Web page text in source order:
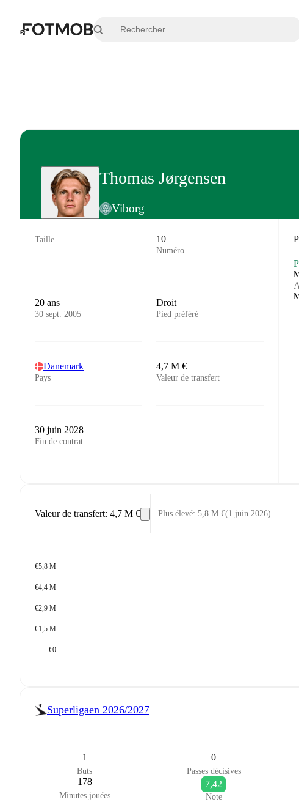
Thomas Jørgensen
Viborg
Taille 10
Numéro
20 ans
30 sept. 2005
Droit
Pied préféré
Danemark
Pays
4,7 M €
Valeur de transfert
30 juin 2028
Fin de contrat
Valeur de transfert: 4,7 M € Plus élevé: 5,8 M €(1 juin 2026)
€5,8 M
€4,4 M
€2,9 M
€1,5 M
€0
Superligaen 2026/2027
1
Buts
0
Passes décisives
178
Minutes jouées
7,42
Note